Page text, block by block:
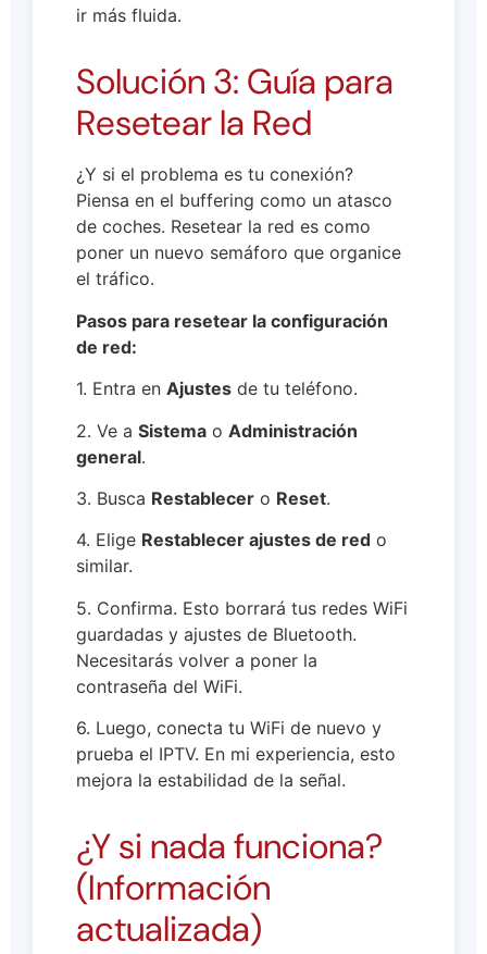
ir más fluida.
Solución 3: Guía para
Resetear la Red
¿Y si el problema es tu conexión?
Piensa en el buffering como un atasco
de coches. Resetear la red es como
poner un nuevo semáforo que organice
el tráfico.
Pasos para resetear la configuración
de red:
1. Entra en Ajustes de tu teléfono.
2. Ve a Sistema o Administración
general.
3. Busca Restablecer o Reset.
4. Elige Restablecer ajustes de red o
similar.
5. Confirma. Esto borrará tus redes WiFi
guardadas y ajustes de Bluetooth.
Necesitarás volver a poner la
contraseña del WiFi.
6. Luego, conecta tu WiFi de nuevo y
prueba el IPTV. En mi experiencia, esto
mejora la estabilidad de la señal.
¿Y si nada funciona?
(Información
actualizada)